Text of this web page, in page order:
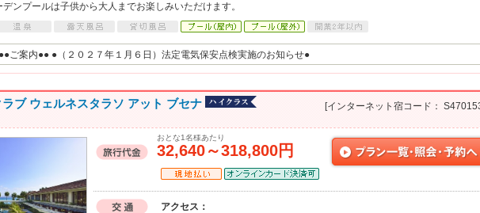
ンプールは子供から大人までお楽しみいただけます。
●●ご案内●● ●（２０２７年１月６日）法定電気保安点検実施のお知らせ●
ブ ウェルネスタラソ アット ブセナ [インターネット宿コード：
おとな1名様あたり
32,640～318,800円
アクセス：